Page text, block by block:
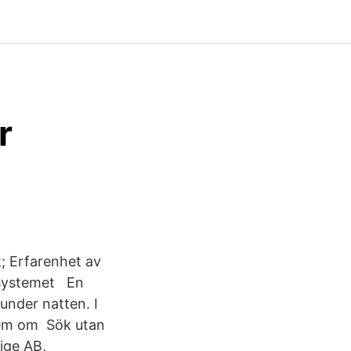
Erfarenhet av
En
natten. I
om Sök utan
AB,